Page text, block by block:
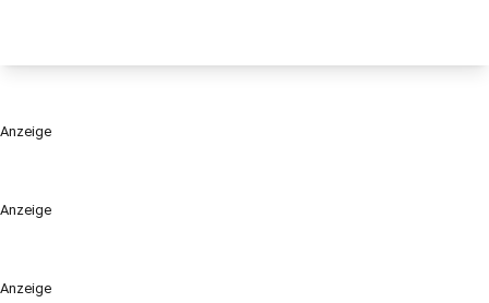
Anzeige
Anzeige
Anzeige